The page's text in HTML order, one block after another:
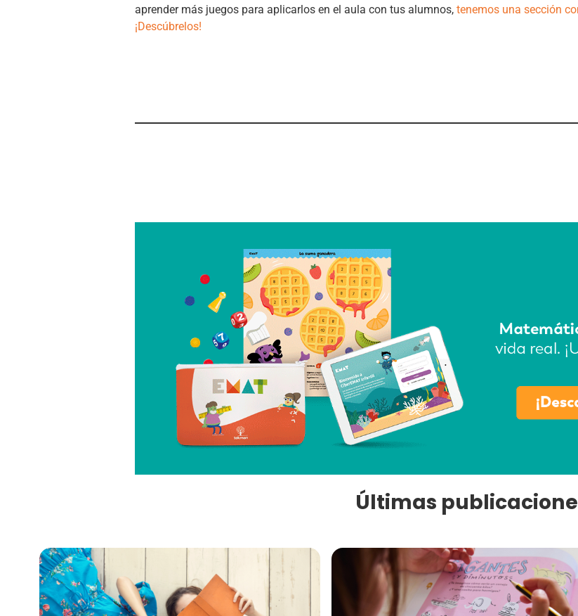
aprender más juegos para aplicarlos en el aula con tus alumnos, tenemos una sección
¡Descúbrelos!
Últimas